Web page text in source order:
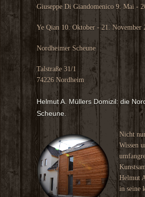
Giuseppe Di Giandomenico 9. Mai -
Ye Qian 10. Oktober - 21. November
Nordheimer Scheune
Talstraße 31/1
74226 Nordheim
Helmut A. Müllers Domizil: die
Scheune.
Nicht
Wissen
Helmut
in seine